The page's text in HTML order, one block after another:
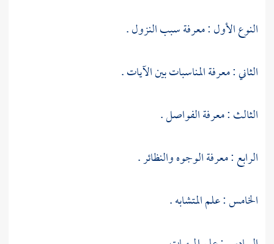
النوع الأول : معرفة سبب النزول .
الثاني : معرفة المناسبات بين الآيات .
الثالث : معرفة الفواصل .
الرابع : معرفة الوجوه والنظائر .
الخامس : علم المتشابه .